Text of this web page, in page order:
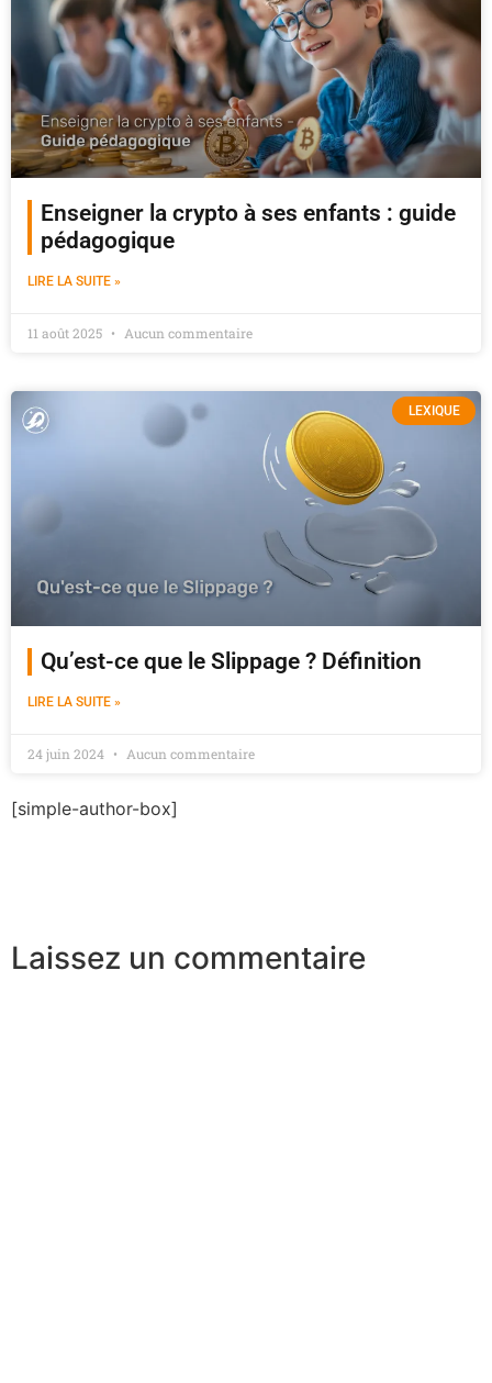
Enseigner la crypto à ses enfants : guide
pédagogique
LIRE LA SUITE »
11 août 2025 Aucun commentaire
LEXIQUE
Qu’est-ce que le Slippage ? Définition
LIRE LA SUITE »
24 juin 2024 Aucun commentaire
[simple-author-box]
Laissez un commentaire